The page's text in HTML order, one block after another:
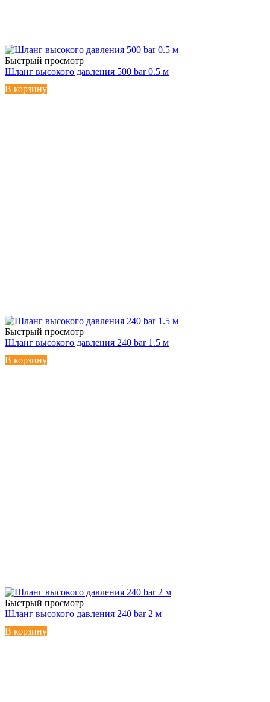
Быстрый просмотр
Шланг высокого давления 500 bar 0.5 м
В корзину
Быстрый просмотр
Шланг высокого давления 240 bar 1.5 м
В корзину
Быстрый просмотр
Шланг высокого давления 240 bar 2 м
В корзину